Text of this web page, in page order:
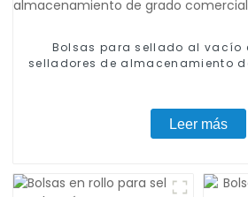
Bolsas para sellado al vacío
selladores de almacenamiento
Leer más